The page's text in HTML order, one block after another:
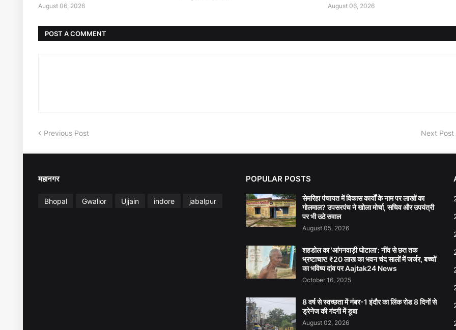
August 06, 2026 August 06, 2026
POST A COMMENT
Previous Post Next Post
महानगर
Bhopal Gwalior Ujjain indore jabalpur
POPULAR POSTS
सेमरिहा पंचायत में विकास कार्यों के नाम पर लाखों का
गोलमाल? उपसरपंच ने खोला मोर्चा, सचिव और उपयंत्री
पर भी उठे सवाल
August 05, 2026
शहडोल का 'आंगनवाड़ी घोटाला': नींव से छत तक
भ्रष्टाचार! ₹20 लाख का भवन चंद सालों में जर्जर, बच्चों
का भविष्य दांव पर Aajtak24 News
October 16, 2025
8 वर्ष से स्वच्छता में नंबर-1 इंदौर का लिंक रोड 8 दिनों से
ड्रेनेज की गंदगी में डूबा
August 02, 2026